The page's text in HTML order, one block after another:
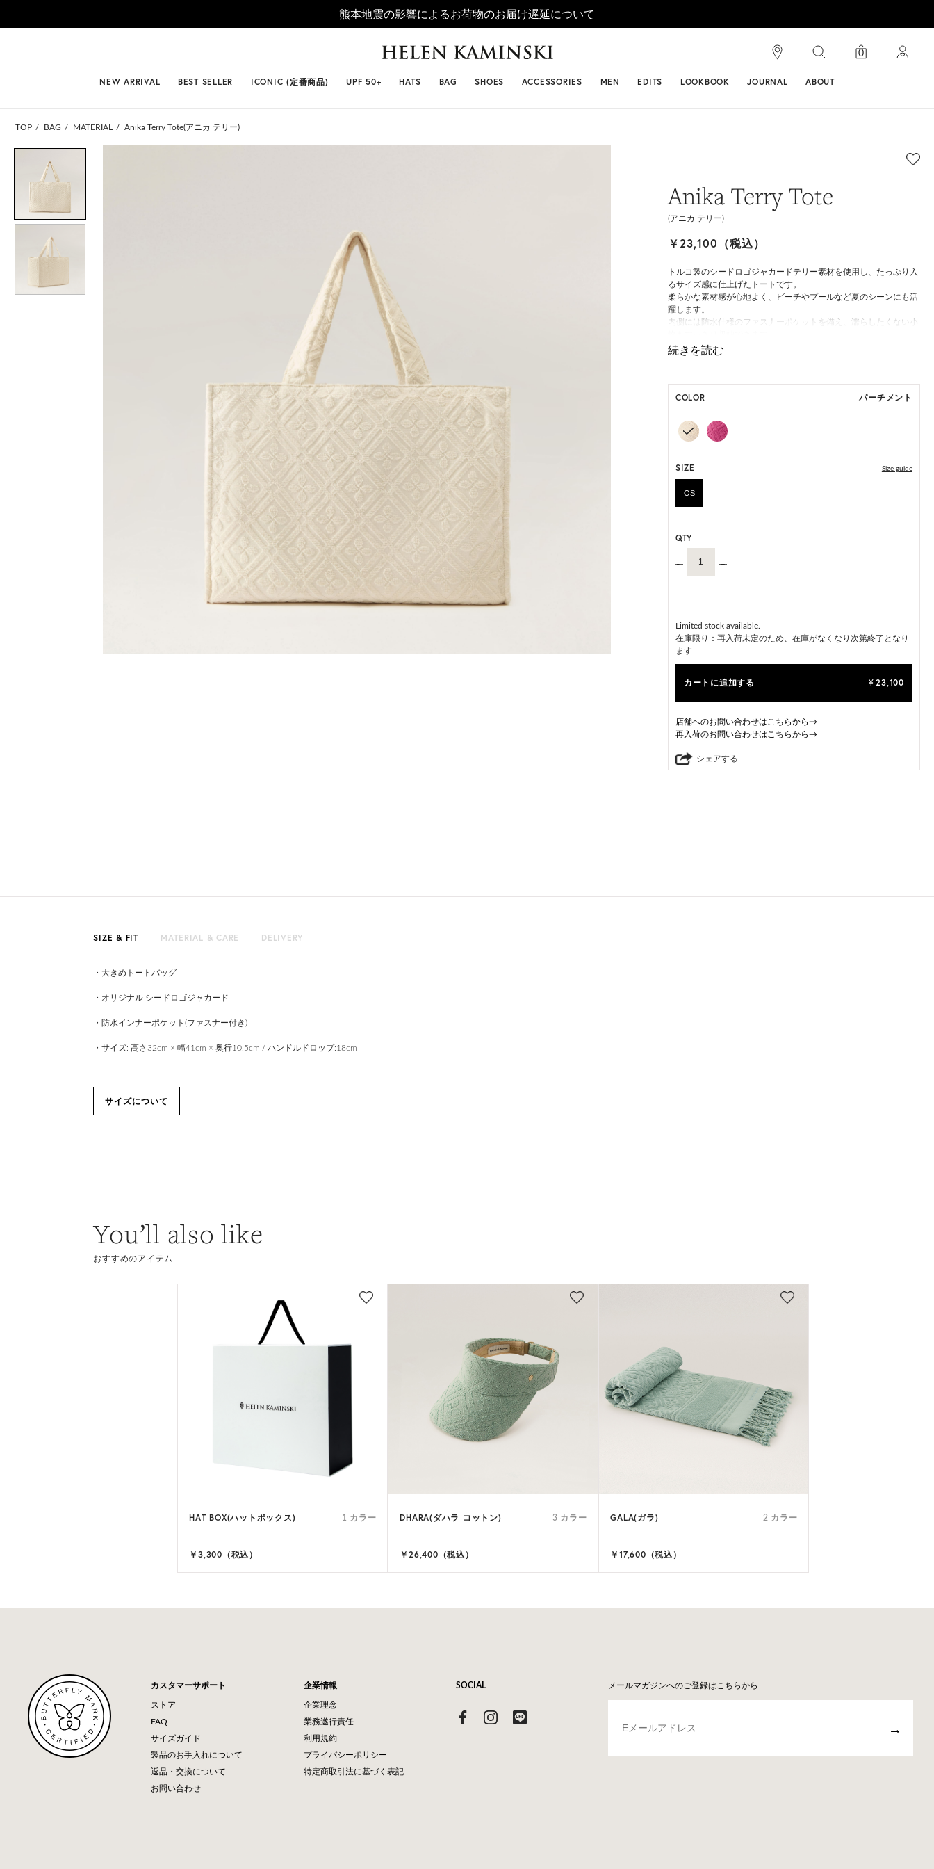
熊本地震の影響によるお荷物のお届け遅延について
#ビベット #キャップ #ビアンカ 0
NEW ARRIVAL BEST SELLER ICONIC (定番商品) UPF 50+ HATS BAG SHOES ACCESSORIES MEN EDITS LOOKBOOK JOURNAL ABOUT
TOP BAG MATERIAL Anika Terry Tote(アニカ テリー)
Anika Terry Tote
(アニカ テリー)
￥23,100（税込）
トルコ製のシードロゴジャカードテリー素材を使用し、たっぷり入
るサイズ感に仕上げたトートです。
柔らかな素材感が心地よく、ビーチやプールなど夏のシーンにも活
躍します。
内側には防水仕様のファスナーポケットを備え、濡らしたくない小
HAT BOX(有償 GIFT BOX）対象商品
COLOR パーチメント
SIZE Size guide
OS
QTY
Limited stock available.
在庫限り：再入荷未定のため、在庫がなくなり次第終了となり
ます
カートに追加する ¥ 23,100
店舗へのお問い合わせはこちらから→
再入荷のお問い合わせはこちらから→
シェアする
SIZE & FIT MATERIAL & CARE DELIVERY
・大きめトートバッグ
・オリジナル シードロゴジャカード
・防水インナーポケット(ファスナー付き)
・サイズ: 高さ32cm × 幅41cm × 奥行10.5cm / ハンドルドロップ:18cm
サイズについて
You’ll also like
おすすめのアイテム
HAT BOX(ハットボックス) 1 カラー
￥3,300（税込）
DHARA(ダハラ コットン) 3 カラー
￥26,400（税込）
GALA(ガラ) 2 カラー
￥17,600（税込）
メールマガジンへのご登録はこちらから
→
カスタマーサポート
ストア
FAQ
サイズガイド
製品のお手入れについて
返品・交換について
お問い合わせ
企業情報
企業理念
業務遂行責任
利用規約
プライバシーポリシー
特定商取引法に基づく表記
SOCIAL